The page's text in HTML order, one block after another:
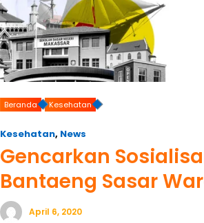
Beranda Kesehatan
Kesehatan, News
Gencarkan
Bantaeng Sasar
April 6, 2020